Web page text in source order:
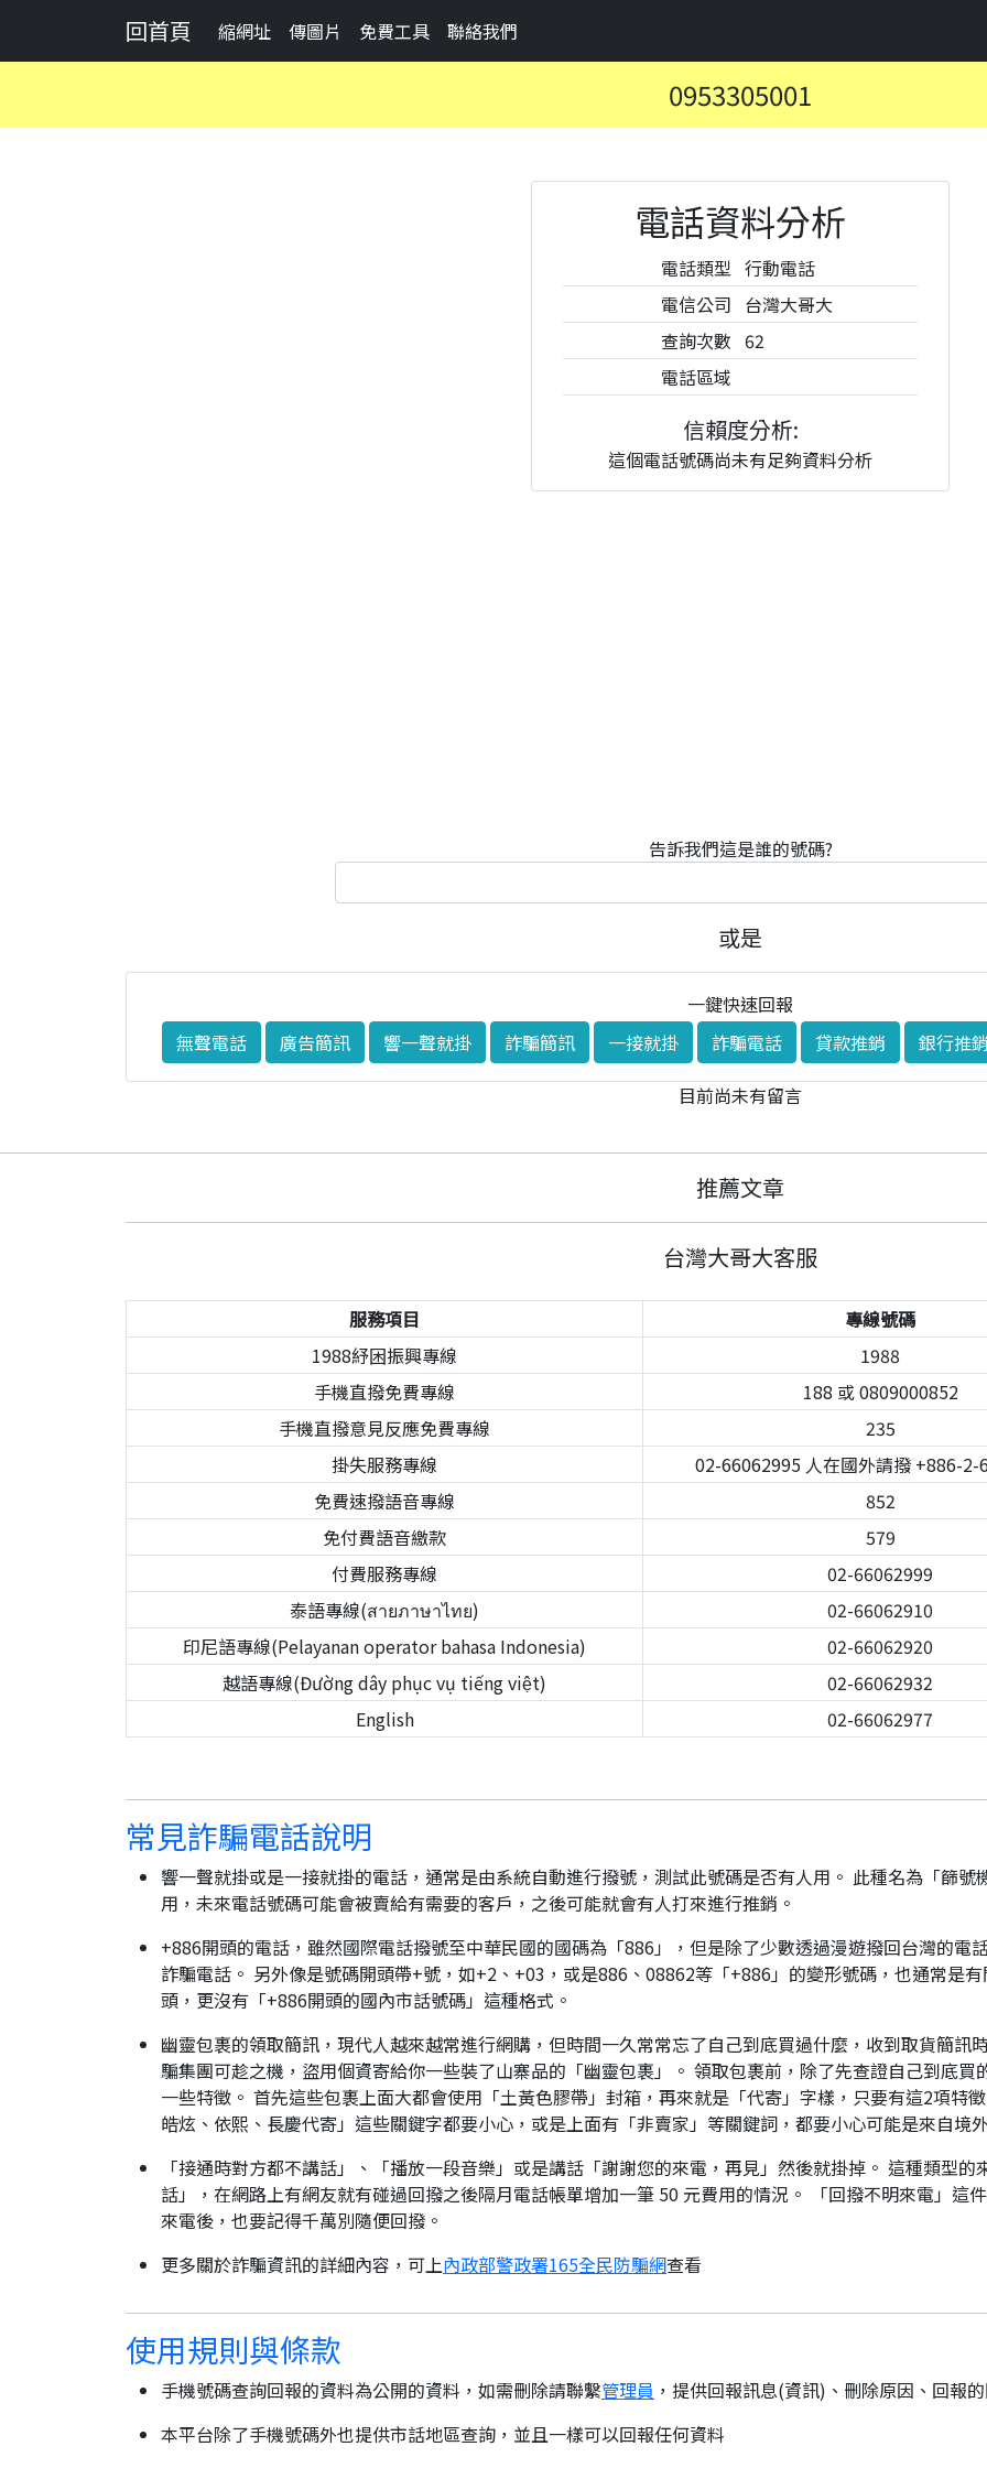
回首頁 縮網址 傳圖片 免費工具 聯絡我們
0953305001
電話資料分析
電話類型 行動電話
電信公司 台灣大哥大
查詢次數 62
電話區域
信賴度分析:
這個電話號碼尚未有足夠資料分析
告訴我們這是誰的號碼?
或是
一鍵快速回報
無聲電話
廣告簡訊 響一聲就掛 詐騙簡訊 一接就掛 詐騙電話 貸款推銷
銀行推
目前尚未有留言
推薦文章
台灣大哥大客服
服務項目
專線號碼
1988紓困振興專線
1988
手機直撥免費專線
188 或 0809000852
手機直撥意見反應免費專線
235
掛失服務專線
02-66062995 人在國外請撥 +886-2-
免費速撥語音專線
852
免付費語音繳款
579
付費服務專線
02-66062999
泰語專線(สายภาษาไทย)
02-66062910
印尼語專線(Pelayanan operator bahasa Indonesia)
02-66062920
越語專線(Đường dây phục vụ tiếng việt)
02-66062932
English
02-66062977
常見詐騙電話說明
響一聲就掛或是一接就掛的電話，通常是由系統自動進行撥號，測試此號碼是否有人用。 此種名為「篩
用，未來電話號碼可能會被賣給有需要的客戶，之後可能就會有人打來進行推銷。
+886開頭的電話，雖然國際電話撥號至中華民國的國碼為「886」，但是除了少數透過漫遊撥回台灣的電
詐騙電話。 另外像是號碼開頭帶+號，如+2、+03，或是886、08862等「+886」的變形號碼，也通常是
頭，更沒有「+886開頭的國內市話號碼」這種格式。
幽靈包裹的領取簡訊，現代人越來越常進行網購，但時間一久常常忘了自己到底買過什麼，收到取貨簡訊
騙集團可趁之機，盜用個資寄給你一些裝了山寨品的「幽靈包裹」。 領取包裹前，除了先查證自己到底
一些特徵。 首先這些包裹上面大都會使用「土黃色膠帶」封箱，再來就是「代寄」字樣，只要有這2項特
皓炫、依熙、長慶代寄」這些關鍵字都要小心，或是上面有「非賣家」等關鍵詞，都要小心可能是來自境
「接通時對方都不講話」、「播放一段音樂」或是講話「謝謝您的來電，再見」然後就掛掉。 這種類型
話」，在網路上有網友就有碰過回撥之後隔月電話帳單增加一筆 50 元費用的情況。 「回撥不明來電」這
來電後，也要記得千萬別隨便回撥。
更多關於詐騙資訊的詳細內容，可上內政部警政署165全民防騙網查看
使用規則與條款
手機號碼查詢回報的資料為公開的資料，如需刪除請聯繫管理員 ，提供回報訊息(資訊)、刪除原因、回報
本平台除了手機號碼外也提供市話地區查詢，並且一樣可以回報任何資料